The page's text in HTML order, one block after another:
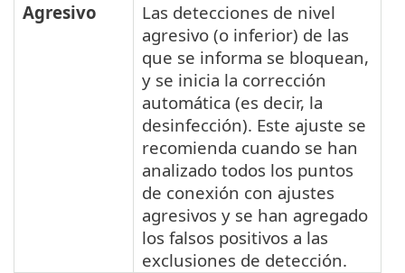
Agresivo
Las detecciones de nivel
agresivo (o inferior) de las
que se informa se bloquean,
y se inicia la corrección
automática (es decir, la
desinfección). Este ajuste se
recomienda cuando se han
analizado todos los puntos
de conexión con ajustes
agresivos y se han agregado
los falsos positivos a las
exclusiones de detección.